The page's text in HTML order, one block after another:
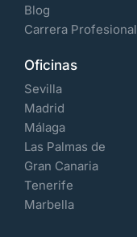
Blog
Carrera Profesional
Oficinas
Sevilla
Madrid
Málaga
Las Palmas de
Gran Canaria
Tenerife
Marbella